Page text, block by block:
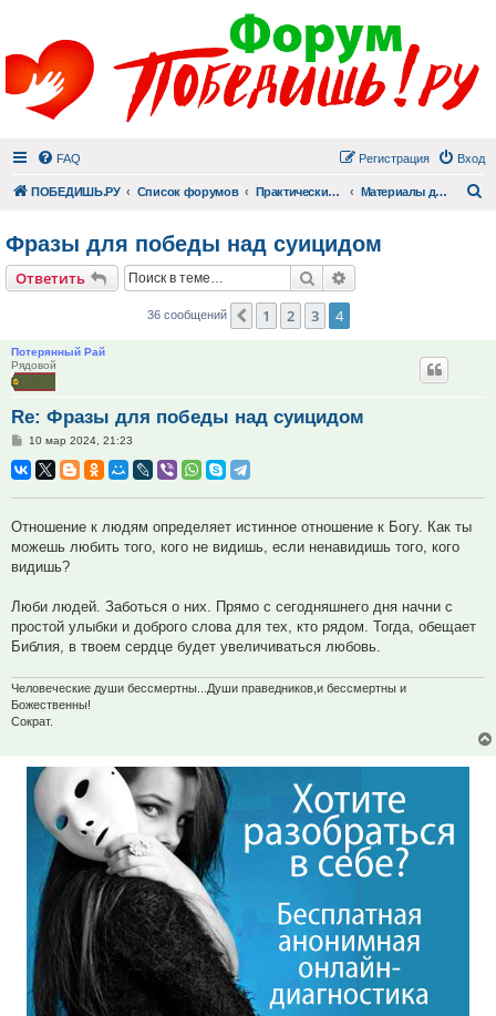
FAQ Вход
Регистрация
ПОБЕДИШЬ.РУ Список форумов Практический раздел Материалы для практической помощи
Фразы для победы над суицидом
Ответить Поиск
36 сообщений Пред.
1 2 3 4
Потерянный Рай
Рядовой
Re: Фразы для победы над суицидом
Сообщение
10 мар 2024, 21:23
Отношение к людям определяет истинное отношение к Богу. Как ты
можешь любить того, кого не видишь, если ненавидишь того, кого
видишь?
Люби людей. Заботься о них. Прямо с сегодняшнего дня начни с
простой улыбки и доброго слова для тех, кто рядом. Тогда, обещает
Библия, в твоем сердце будет увеличиваться любовь.
Человеческие души бессмертны...Души праведников,и бессмертны и
Божественны!
Сократ.